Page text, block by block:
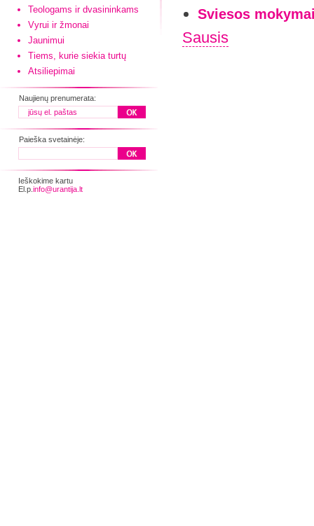
Teologams ir dvasininkams
Vyrui ir žmonai
Jaunimui
Tiems, kurie siekia turtų
Atsiliepimai
Naujienų prenumerata:
Paieška svetainėje:
Ieškokime kartu
El.p. info@urantija.lt
Sviesos
Sausis